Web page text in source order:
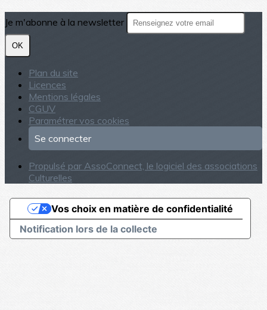
Je m'abonne à la newsletter
OK
Plan du site
Licences
Mentions légales
CGUV
Paramétrer vos cookies
Se connecter
Propulsé par AssoConnect, le logiciel des associations
Culturelles
Notification lors de la collecte
Vos choix en matière de confidentialité